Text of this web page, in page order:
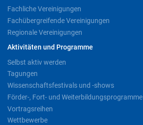
Fachliche Vereinigungen
Fachübergreifende Vereinigungen
Regionale Vereinigungen
Aktivitäten und Programme
Selbst aktiv werden
Tagungen
Wissenschaftsfestivals und -shows
Förder-, Fort- und Weiterbildungsprogramme
Vortragsreihen
Wettbewerbe